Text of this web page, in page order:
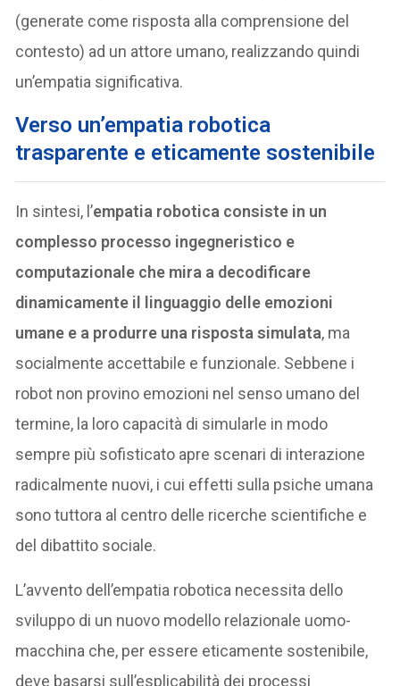
(generate come risposta alla comprensione del
contesto) ad un attore umano, realizzando quindi
un’empatia significativa.
Verso un’empatia robotica
trasparente e eticamente sostenibile
In sintesi, l’empatia robotica consiste in un
complesso processo ingegneristico e
computazionale che mira a decodificare
dinamicamente il linguaggio delle emozioni
umane e a produrre una risposta simulata, ma
socialmente accettabile e funzionale. Sebbene i
robot non provino emozioni nel senso umano del
termine, la loro capacità di simularle in modo
sempre più sofisticato apre scenari di interazione
radicalmente nuovi, i cui effetti sulla psiche umana
sono tuttora al centro delle ricerche scientifiche e
del dibattito sociale.
L’avvento dell’empatia robotica necessita dello
sviluppo di un nuovo modello relazionale uomo-
macchina che, per essere eticamente sostenibile,
deve basarsi sull’esplicabilità dei processi